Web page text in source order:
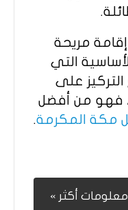
مريحة
التي
على
فهو من أفضل
مكة المكرمة.
معلومات أكثر »